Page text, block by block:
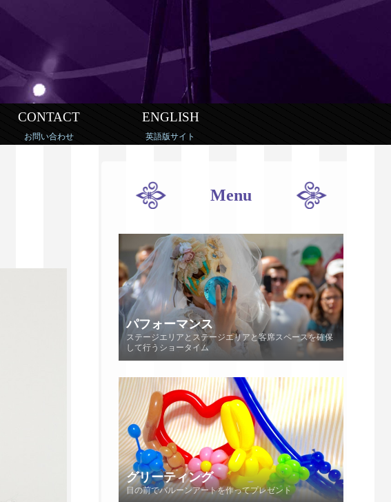
CONTACT
お問い合わせ
ENGLISH
英語版サイト
Menu
パフォーマンス
ステージエリアとステージエリアと客席スペースを確保
して行うショータイム
グリーティング
目の前でバルーンアートを作ってプレゼント